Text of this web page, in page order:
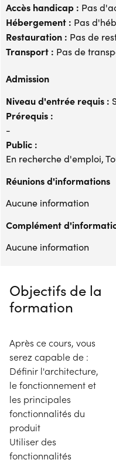
Accès handicap : Pas
Hébergement : Pas
Restauration : Pas de
Transport : Pas de
Admission
Niveau d'entrée requis :
Prérequis :
-
Public :
En recherche d'emploi,
Réunions d'informations
Aucune information
Complément
Aucune information
Objectifs de la
formation
Après ce cours, vous
serez capable de :
Définir l'architecture,
le fonctionnement et
les principales
fonctionnalités du
produit
Utiliser des
fonctionnalités